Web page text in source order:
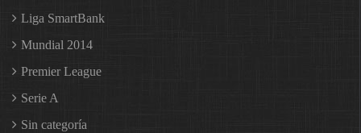
Liga SmartBank
Mundial 2014
Premier League
Serie A
Sin categoría